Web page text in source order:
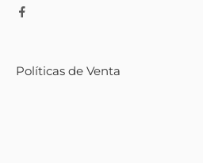
Políticas de Venta